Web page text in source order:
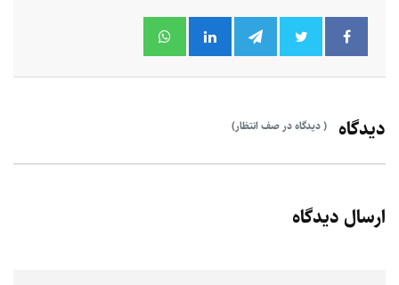
دیدگاه ( دیدگاه در صف انتظار)
ارسال دیدگاه